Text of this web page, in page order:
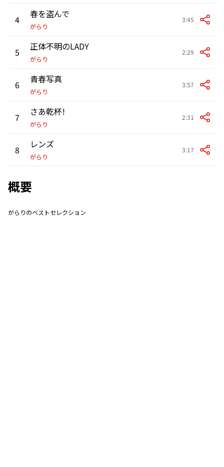
4 春を盗んで
がらり
3:45
5 正体不明のLADY
がらり
2:29
6 青春写真
がらり
3:57
7 さあ乾杯!
がらり
2:31
8 レンズ
がらり
3:17
概要
がらりのベストセレクション